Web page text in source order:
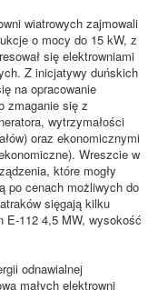
wiatrowych zajmowali
o mocy do 15 kW, z
się elektrowniami
Z inicjatywy duńskich
na opracowanie
zmaganie się z
wytrzymałości
oraz ekonomicznymi
Wreszcie w
które mogły
po cenach możliwych do
sięgają kilku
E-112 4,5 MW, wysokość
odnawialnej
małych elektrowni